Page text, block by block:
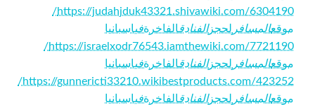
https://judahjduk43321.shivawiki.com/6304190/
موقعالمسافر لحجزالفنادقالفاخرةفياسبانيا
https://israelxodr76543.iamthewiki.com/7721190/
موقعالمسافر لحجزالفنادقالفاخرةفياسبانيا
https://gunnericti33210.wikibestproducts.com/423252/
موقعالمسافر لحجزالفنادقالفاخرةفياسبانيا